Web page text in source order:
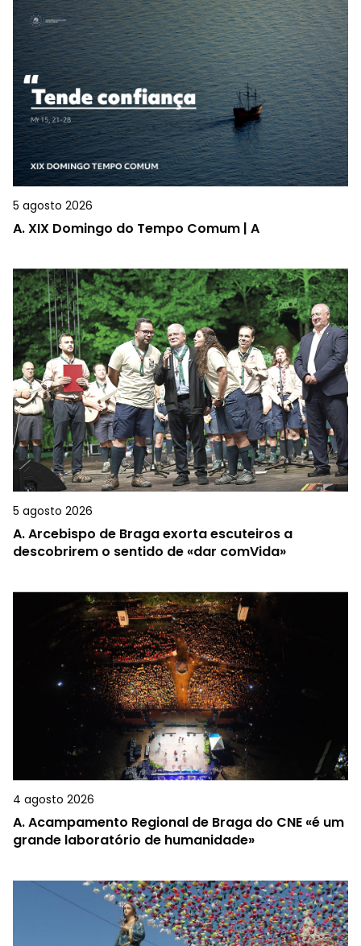
5 agosto 2026
A.XIX Domingo do Tempo Comum | A
5 agosto 2026
A.Arcebispo de Braga exorta escuteiros a
descobrirem o sentido de «dar comVida»
4 agosto 2026
A.Acampamento Regional de Braga do CNE «é um
grande laboratório de humanidade»